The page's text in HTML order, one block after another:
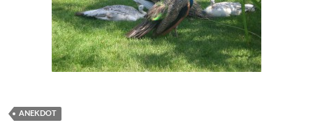
ANEKDOT